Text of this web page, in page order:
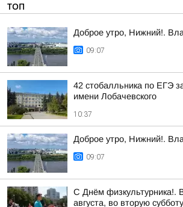
ТОП
Доброе утро, Нижний!.
09:07
42 стобалльника по ЕГЭ
имени Лобачевского
10:37
Доброе утро, Нижний!.
09:07
С Днём физкультурника!.
августа, во вторую